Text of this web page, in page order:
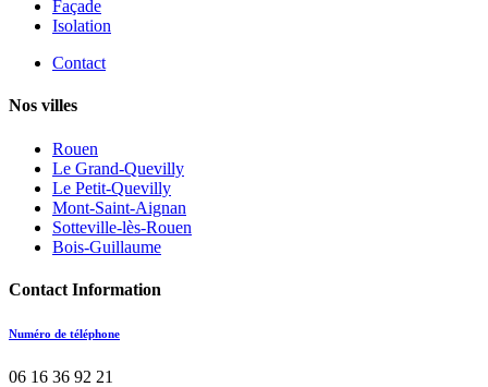
Façade
Isolation
Contact
Nos villes
Rouen
Le Grand-Quevilly
Le Petit-Quevilly
Mont-Saint-Aignan
Sotteville-lès-Rouen
Bois-Guillaume
Contact Information
Numéro de téléphone
06 16 36 92 21